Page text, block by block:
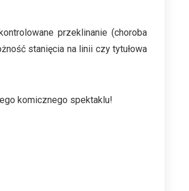
przeklinanie (choroba
stanięcia na linii czy tytułowa
komicznego spektaklu!